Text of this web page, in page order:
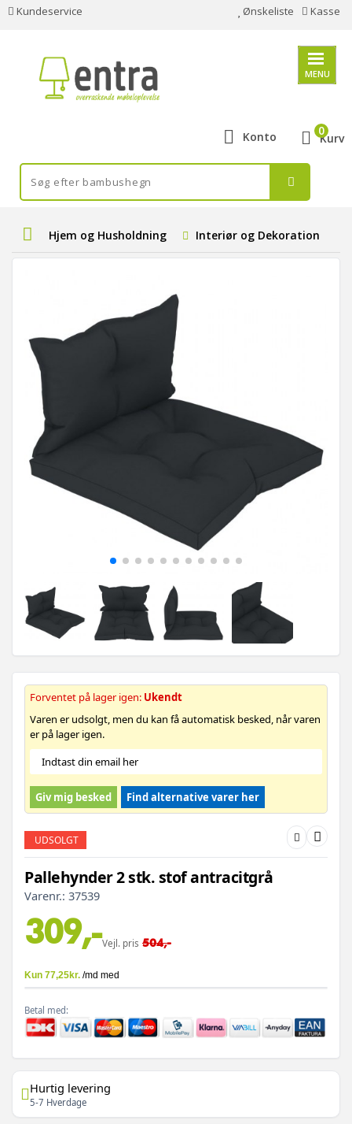
Kundeservice Ønskeliste Kasse
MENU
Konto Kurv
0
Hjem og Husholdning Interiør og Dekoration
Forventet på lager igen: Ukendt
Varen er udsolgt, men du kan få automatisk besked, når varen
er på lager igen.
Giv mig besked Find alternative varer her
UDSOLGT
Pallehynder 2 stk. stof antracitgrå
Varenr.: 37539
309,-Vejl. pris 504,-
Betal med:
Hurtig levering
5-7 Hverdage